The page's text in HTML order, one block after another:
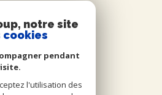
adhérons
notre site
pendant
l'utilisation des